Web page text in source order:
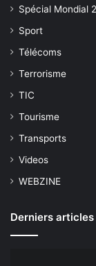
Spécial Mondial
Sport
Télécoms
Terrorisme
TIC
Tourisme
Transports
Videos
WEBZINE
Derniers